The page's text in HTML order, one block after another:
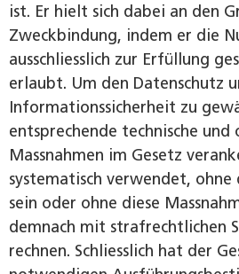
ist. Er hielt sich dabei an den
Zweckbindung, indem er die
ausschliesslich zur Erfüllung
erlaubt. Um den Datenschutz
Informationssicherheit zu
entsprechende technische und
Massnahmen im Gesetz
systematisch verwendet,
sein oder ohne diese
demnach mit strafrechtlichen
rechnen. Schliesslich hat der